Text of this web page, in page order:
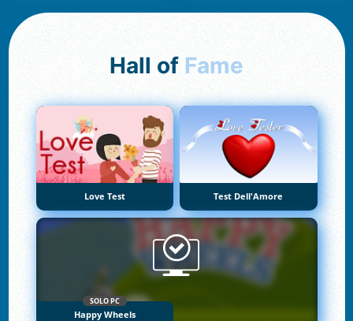
Hall of Fame
Love Test Test Dell'Amore
SOLO PC
Happy Wheels